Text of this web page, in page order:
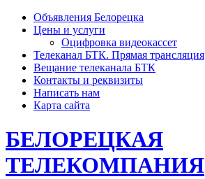
Объявления Белорецка
Цены и услуги
Оцифровка видеокассет
Телеканал БТК. Прямая трансляция
Вещание телеканала БТК
Контакты и реквизиты
Написать нам
Карта сайта
БЕЛОРЕЦКАЯ
ТЕЛЕКОМПАНИЯ